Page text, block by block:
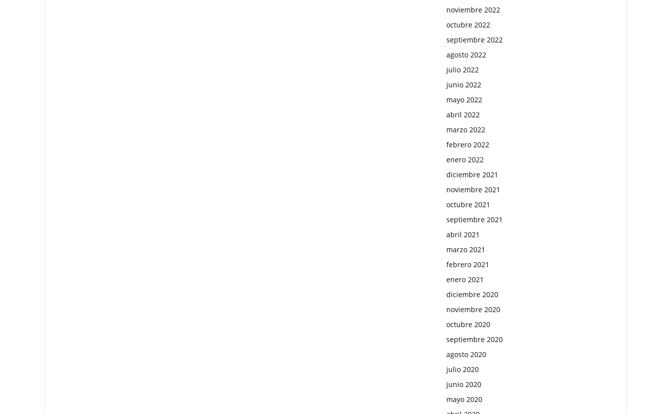
noviembre 2022
octubre 2022
septiembre 2022
agosto 2022
julio 2022
junio 2022
mayo 2022
abril 2022
marzo 2022
febrero 2022
enero 2022
diciembre 2021
noviembre 2021
octubre 2021
septiembre 2021
abril 2021
marzo 2021
febrero 2021
enero 2021
diciembre 2020
noviembre 2020
octubre 2020
septiembre 2020
agosto 2020
julio 2020
junio 2020
mayo 2020